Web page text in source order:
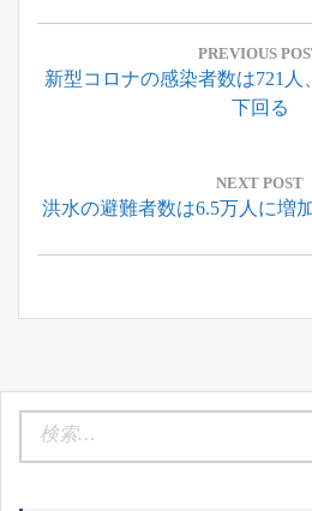
投
ナ
シ
ョ
PREVIOUS
Previous
新型コロナの感染者数は721人
下回る
NEXT POST
Next
洪水の避難者数は6.5万人に増